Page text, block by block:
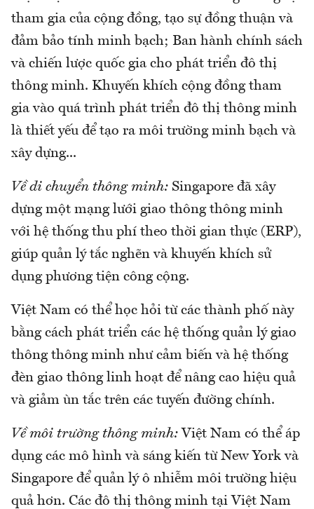
tham gia của cộng đồng, tạo sự đồng thuận và
đảm bảo tính minh bạch; Ban hành chính sách
và chiến lược quốc gia cho phát triển đô thị
thông minh. Khuyến khích cộng đồng tham
gia vào quá trình phát triển đô thị thông minh
là thiết yếu để tạo ra môi trường minh bạch và
xây dựng...
Về di chuyển thông minh: Singapore đã xây
dựng một mạng lưới giao thông thông minh
với hệ thống thu phí theo thời gian thực (ERP),
giúp quản lý tắc nghẽn và khuyến khích sử
dụng phương tiện công cộng.
Việt Nam có thể học hỏi từ các thành phố này
bằng cách phát triển các hệ thống quản lý giao
thông thông minh như cảm biến và hệ thống
đèn giao thông linh hoạt để nâng cao hiệu quả
và giảm ùn tắc trên các tuyến đường chính.
Về môi trường thông minh: Việt Nam có thể áp
dụng các mô hình và sáng kiến từ New York và
Singapore để quản lý ô nhiễm môi trường hiệu
quả hơn. Các đô thị thông minh tại Việt Nam